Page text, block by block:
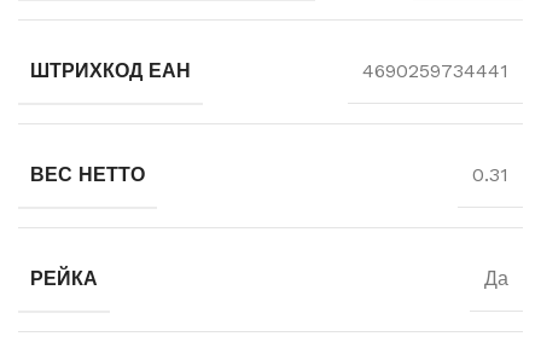
ШТРИХКОД ЕАН 4690259734441
ВЕС НЕТТО 0.31
РЕЙКА Да